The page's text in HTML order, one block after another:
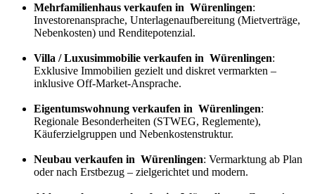
Mehrfamilienhaus verkaufen in Würenlingen:
Investorenansprache, Unterlagenaufbereitung (Mietverträge,
Nebenkosten) und Renditepotenzial.
Villa / Luxusimmobilie verkaufen in Würenlingen:
Exklusive Immobilien gezielt und diskret vermarkten –
inklusive Off-Market-Ansprache.
Eigentumswohnung verkaufen in Würenlingen:
Regionale Besonderheiten (STWEG, Reglemente),
Käuferzielgruppen und Nebenkostenstruktur.
Neubau verkaufen in Würenlingen: Vermarktung ab Plan
oder nach Erstbezug – zielgerichtet und modern.